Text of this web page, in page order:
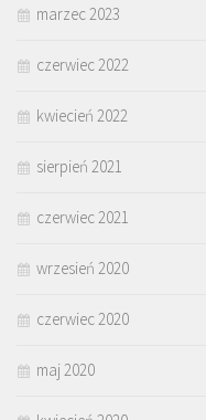
marzec 2023
czerwiec 2022
kwiecień 2022
sierpień 2021
czerwiec 2021
wrzesień 2020
czerwiec 2020
maj 2020